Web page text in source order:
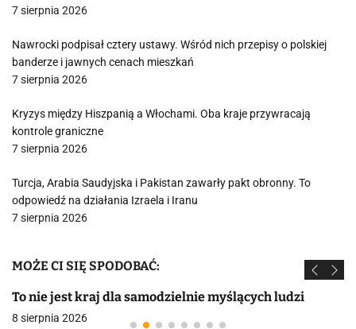
7 sierpnia 2026
Nawrocki podpisał cztery ustawy. Wśród nich przepisy o polskiej
banderze i jawnych cenach mieszkań
7 sierpnia 2026
Kryzys między Hiszpanią a Włochami. Oba kraje przywracają
kontrole graniczne
7 sierpnia 2026
Turcja, Arabia Saudyjska i Pakistan zawarły pakt obronny. To
odpowiedź na działania Izraela i Iranu
7 sierpnia 2026
MOŻE CI SIĘ SPODOBAĆ:
To nie jest kraj dla samodzielnie myślących ludzi
8 sierpnia 2026